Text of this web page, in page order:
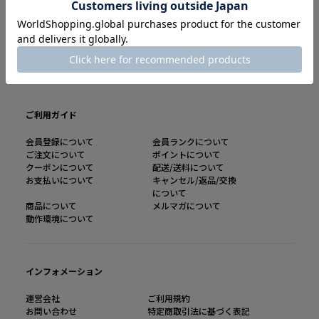
AlinomaI公式アプリ
最新情報やイベント情報をこれ一つで
会員書として店頭でも利用可能
ご利用ガイド
会員登録について
会員ランクについて
ご注文について
ポイントについて
クーポンについて
配送/送料について
お支払いについて
キャンセル/返品/交換
について
商品について
メルマガについて
動作環境について
インフォメーション
運営会社
ご利用規約
お問い合わせ
特定商取引法に基づく表記